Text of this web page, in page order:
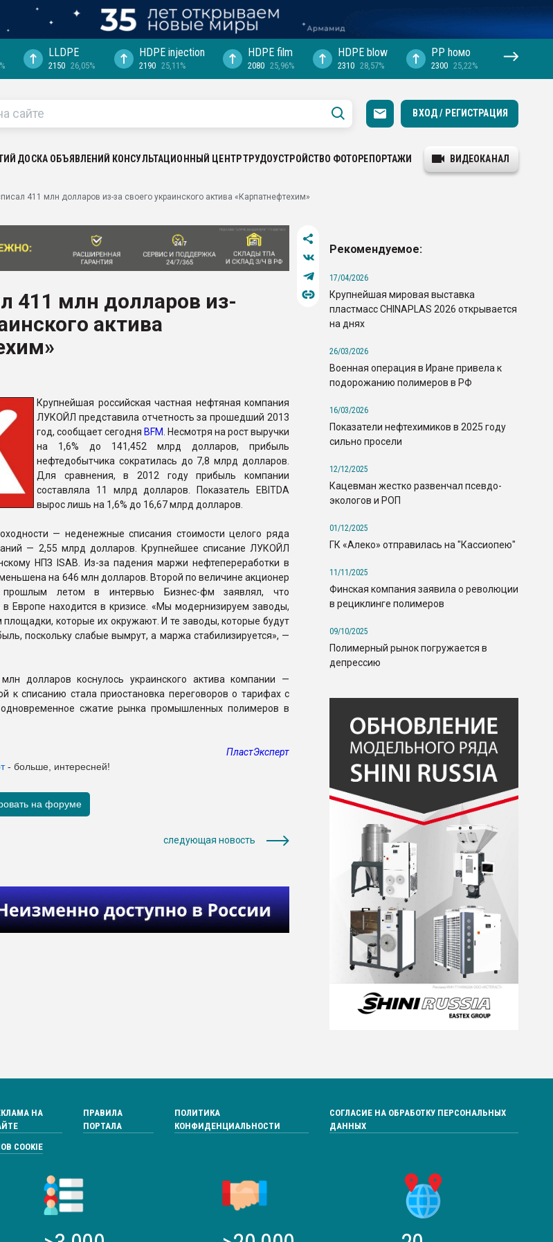
LLDPE
2150 26,05%
HDPE injection
2190 25,11%
HDPE film
2080 25,96%
HDPE blow
2310 28,57%
PP hомо
2300 25,22%
ВХОД / РЕГИСТРАЦИЯ
ДОСКА ОБЪЯВЛЕНИЙ КОНСУЛЬТАЦИОННЫЙ ЦЕНТРТРУДОУСТРОЙСТВО ФОТОРЕПОРТАЖИ ВИДЕОКАНАЛ
411 млн долларов из-за своего украинского актива «Карпатнефтехим»
411 млн долларов из-
актива
Крупнейшая российская частная нефтяная компания
ЛУКОЙЛ представила отчетность за прошедший 2013
год, сообщает сегодня BFM. Несмотря на рост выручки
на 1,6% до 141,452 млрд долларов, прибыль
нефтедобытчика сократилась до 7,8 млрд долларов.
Для сравнения, в 2012 году прибыль компании
составляла 11 млрд долларов. Показатель EBITDA
вырос лишь на 1,6% до 16,67 млрд долларов.
— неденежные списания стоимости целого ряда
— 2,55 млрд долларов. Крупнейшее списание ЛУКОЙЛ
НПЗ ISAB. Из-за падения маржи нефтепереработки в
на 646 млн долларов. Второй по величине акционер
летом в интервью Бизнес-фм заявлял, что
Европе находится в кризисе. «Мы модернизируем заводы,
которые их окружают. И те заводы, которые будут
поскольку слабые вымрут, а маржа стабилизируется», —
долларов коснулось украинского актива компании —
к списанию стала приостановка переговоров о тарифах с
сжатие рынка промышленных полимеров в
ПластЭксперт
- больше, интересней!
следующая новость
Рекомендуемое:
17/04/2026
Крупнейшая мировая выставка
пластмасс CHINAPLAS 2026 открывается
на днях
26/03/2026
Военная операция в Иране привела к
подорожанию полимеров в РФ
16/03/2026
Показатели нефтехимиков в 2025 году
сильно просели
12/12/2025
Кацевман жестко развенчал псевдо-
экологов и РОП
01/12/2025
ГК «Алеко» отправилась на "Кассиопею"
11/11/2025
Финская компания заявила о революции
в рециклинге полимеров
09/10/2025
Полимерный рынок погружается в
депрессию
НА
ПРАВИЛА
ПОРТАЛА
ПОЛИТИКА
КОНФИДЕНЦИАЛЬНОСТИ
СОГЛАСИЕ НА ОБРАБОТКУ ПЕРСОНАЛЬНЫХ
ДАННЫХ
COOKIE